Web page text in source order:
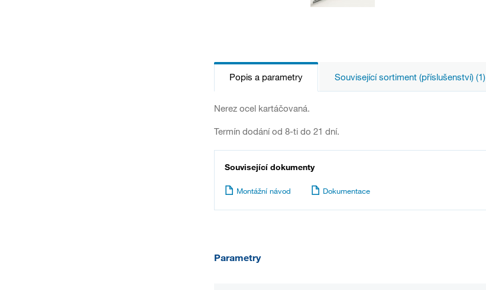
Popis a parametry Související sortiment (příslušenství) (1)
Nerez ocel kartáčovaná.
Termín dodání od 8-ti do 21 dní.
Související dokumenty
Montážní návod Dokumentace
Parametry